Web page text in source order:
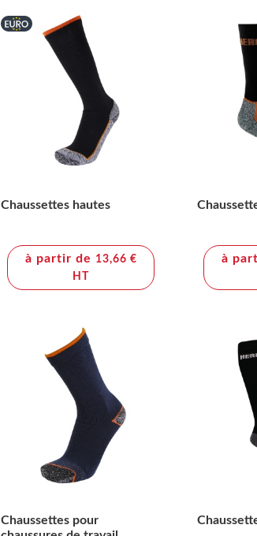
Chaussettes hautes
à partir de 13,66 €
HT
à
Chaussettes pour